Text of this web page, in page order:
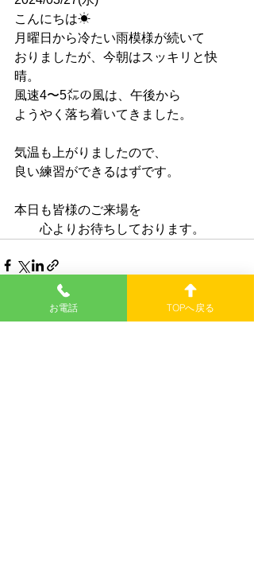
こんにちは☀
月曜日から冷たい雨模様が続いて
おりましたが、今朝はスッキリと快
晴。
風速4〜5㍍の風は、午後から
ようやく落ち着いてきました。
気温も上がりましたので、
良い練習ができるはずです。
本日も皆様のご来場を
心よりお待ちしております。
最新記事
お電話 TOPへ戻る